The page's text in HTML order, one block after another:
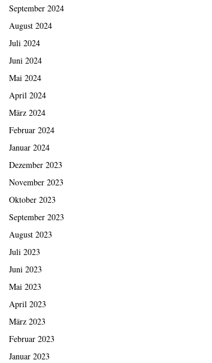
September 2024
August 2024
Juli 2024
Juni 2024
Mai 2024
April 2024
März 2024
Februar 2024
Januar 2024
Dezember 2023
November 2023
Oktober 2023
September 2023
August 2023
Juli 2023
Juni 2023
Mai 2023
April 2023
März 2023
Februar 2023
Januar 2023